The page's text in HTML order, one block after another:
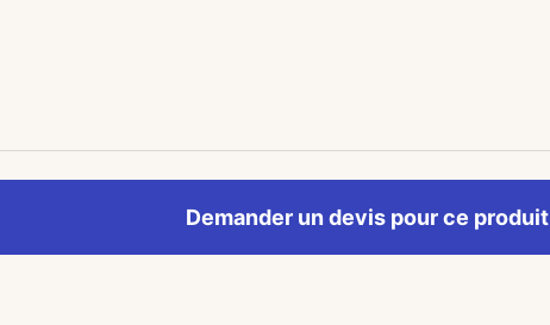
Demander un devis pour ce produit